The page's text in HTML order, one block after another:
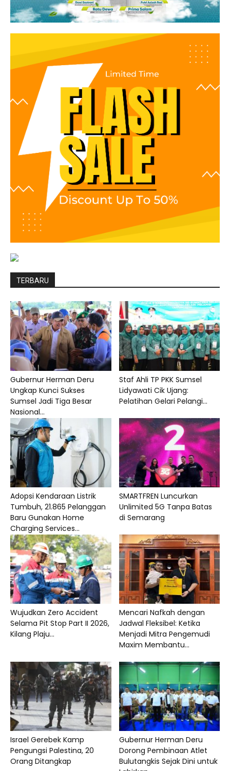
TERBARU
Gubernur Herman Deru
Ungkap Kunci Sukses
Sumsel Jadi Tiga Besar
Nasional...
Staf Ahli TP PKK Sumsel
Lidyawati Cik Ujang:
Pelatihan Gelari Pelangi...
Adopsi Kendaraan Listrik
Tumbuh, 21.865 Pelanggan
Baru Gunakan Home
Charging Services...
SMARTFREN Luncurkan
Unlimited 5G Tanpa Batas
di Semarang
Wujudkan Zero Accident
Selama Pit Stop Part II 2026,
Kilang Plaju...
Mencari Nafkah dengan
Jadwal Fleksibel: Ketika
Menjadi Mitra Pengemudi
Maxim Membantu...
Israel Gerebek Kamp
Pengungsi Palestina, 20
Orang Ditangkap
Gubernur Herman Deru
Dorong Pembinaan Atlet
Bulutangkis Sejak Dini untuk